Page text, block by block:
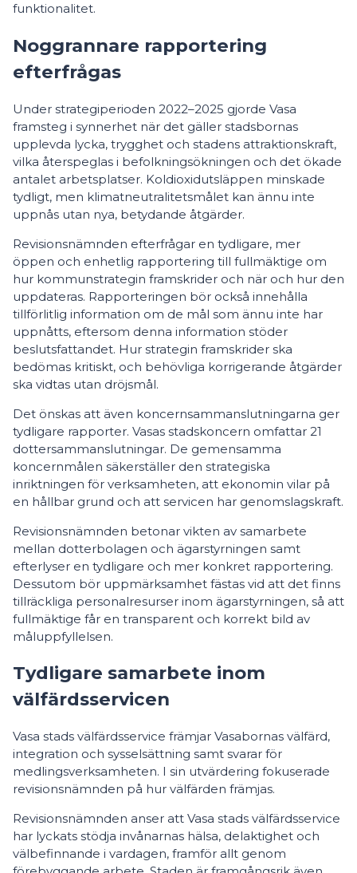
funktionalitet.
Noggrannare rapportering
efterfrågas
Under strategiperioden 2022–2025 gjorde Vasa
framsteg i synnerhet när det gäller stadsbornas
upplevda lycka, trygghet och stadens attraktionskraft,
vilka återspeglas i befolkningsökningen och det ökade
antalet arbetsplatser. Koldioxidutsläppen minskade
tydligt, men klimatneutralitetsmålet kan ännu inte
uppnås utan nya, betydande åtgärder.
Revisionsnämnden efterfrågar en tydligare, mer
öppen och enhetlig rapportering till fullmäktige om
hur kommunstrategin framskrider och när och hur den
uppdateras. Rapporteringen bör också innehålla
tillförlitlig information om de mål som ännu inte har
uppnåtts, eftersom denna information stöder
beslutsfattandet. Hur strategin framskrider ska
bedömas kritiskt, och behövliga korrigerande åtgärder
ska vidtas utan dröjsmål.
Det önskas att även koncernsammanslutningarna ger
tydligare rapporter. Vasas stadskoncern omfattar 21
dottersammanslutningar. De gemensamma
koncernmålen säkerställer den strategiska
inriktningen för verksamheten, att ekonomin vilar på
en hållbar grund och att servicen har genomslagskraft.
Revisionsnämnden betonar vikten av samarbete
mellan dotterbolagen och ägarstyrningen samt
efterlyser en tydligare och mer konkret rapportering.
Dessutom bör uppmärksamhet fästas vid att det finns
tillräckliga personalresurser inom ägarstyrningen, så att
fullmäktige får en transparent och korrekt bild av
måluppfyllelsen.
Tydligare samarbete inom
välfärdsservicen
Vasa stads välfärdsservice främjar Vasabornas välfärd,
integration och sysselsättning samt svarar för
medlingsverksamheten. I sin utvärdering fokuserade
revisionsnämnden på hur välfärden främjas.
Revisionsnämnden anser att Vasa stads välfärdsservice
har lyckats stödja invånarnas hälsa, delaktighet och
välbefinnande i vardagen, framför allt genom